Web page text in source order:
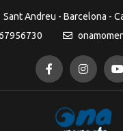
Sant Andreu - Barcelona -